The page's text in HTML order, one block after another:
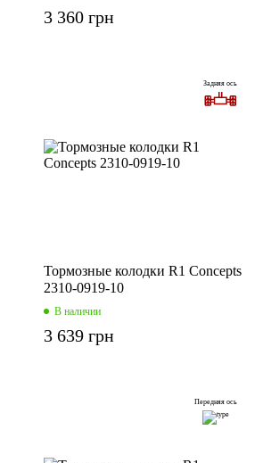
3 360 грн
Задняя ось
Тормозные колодки R1 Concepts
2310-0919-10
В наличии
3 639 грн
Передняя ось